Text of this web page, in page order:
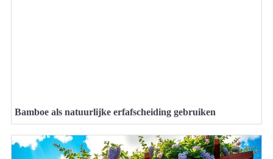
Bamboe als natuurlijke erfafscheiding gebruiken